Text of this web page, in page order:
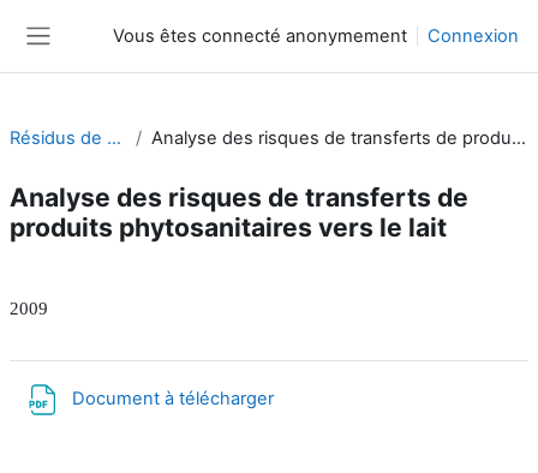
Vous êtes connecté anonymement Connexion
Résidus de pesticides Analyse des risques de transferts de produits phytosanitaires vers le lait
Analyse des risques de transferts de
produits phytosanitaires vers le lait
2009
Document à télécharger